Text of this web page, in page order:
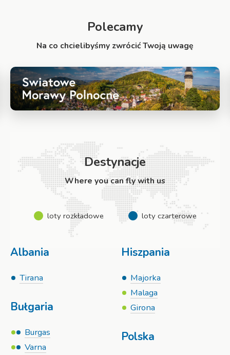
Polecamy
Na co chcielibyśmy zwrócić Twoją uwagę
Destynacje
Where you can fly with us
loty rozkładowe loty czarterowe
Albania
Tirana
Bułgaria
Burgas
Varna
Hiszpania
Majorka
Malaga
Girona
Polska